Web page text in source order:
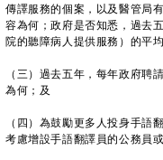
傳譯服務的個案，以及醫管局
容為何；政府是否知悉，過去
院的聽障病人提供服務）的平
（三）過去五年，每年政府聘
為何；及
（四）為鼓勵更多人投身手語
考慮增設手語翻譯員的公務員